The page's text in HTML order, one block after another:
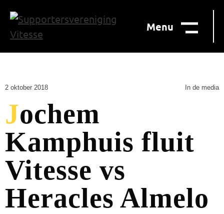
Menu
2 oktober 2018 In de media
Jochem
Kamphuis fluit
Vitesse vs
Heracles Almelo